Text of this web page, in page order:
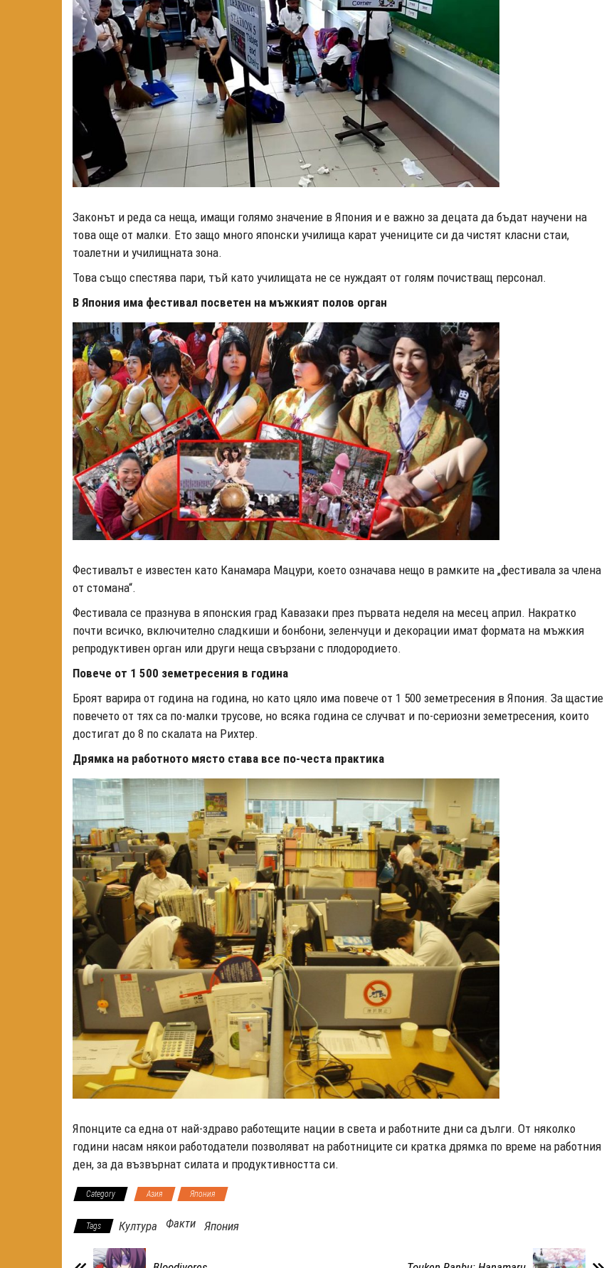
Законът и реда са неща, имащи голямо значение в Япония и е важно за децата да бъдат научени на
това още от малки. Ето защо много японски училища карат учениците си да чистят класни стаи,
тоалетни и училищната зона.
Това също спестява пари, тъй като училищата не се нуждаят от голям почистващ персонал.
В Япония има фестивал посветен на мъжкият полов орган
Фестивалът е известен като Канамара Мацури, което означава нещо в рамките на „фестивала за члена
от стомана“.
Фестивала се празнува в японския град Кавазаки през първата неделя на месец април. Накратко
почти всичко, включително сладкиши и бонбони, зеленчуци и декорации имат формата на мъжкия
репродуктивен орган или други неща свързани с плодородието.
Повече от 1 500 земетресения в година
Броят варира от година на година, но като цяло има повече от 1 500 земетресения в Япония. За щастие
повечето от тях са по-малки трусове, но всяка година се случват и по-сериозни земетресения, които
достигат до 8 по скалата на Рихтер.
Дрямка на работното място става все по-честа практика
Японците са една от най-здраво работещите нации в света и работните дни са дълги. От няколко
години насам някои работодатели позволяват на работниците си кратка дрямка по време на работния
ден, за да възвърнат силата и продуктивността си.
Category Азия Япония
Tags Култура Факти Япония